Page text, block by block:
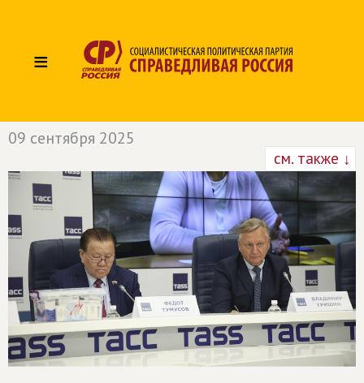
≡
09 сентября 2025
см. также ↓